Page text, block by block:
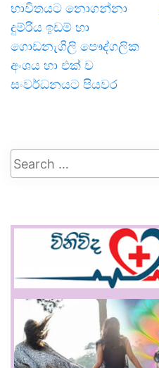
භාවිතයට නොගන්නා
දුම්රිය ඉඩම් හා
ගොඩනැගිලි පෞද්ගලික
අංශය හා එක් ව
සංවර්ධනයට පියවර